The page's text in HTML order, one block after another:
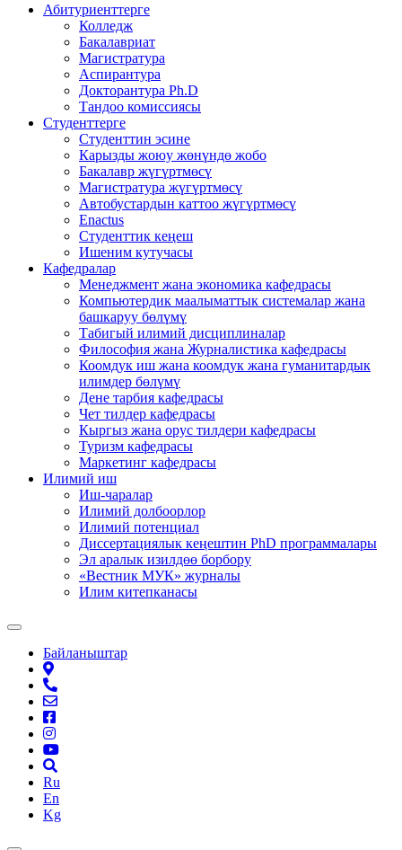
Абитуриенттерге
Колледж
Бакалавриат
Магистратура
Аспирантура
Докторантура Ph.D
Тандоо комиссиясы
Студенттерге
Студенттин эсине
Карызды жоюу жөнүндө жобо
Бакалавр жүгүртмөсү
Магистратура жүгүртмөсү
Автобустардын каттоо жүгүртмөсү
Enactus
Студенттик кеңеш
Ишеним кутучасы
Кафедралар
Менеджмент жана экономика кафедрасы
Компьютердик маалыматтык системалар жана
башкаруу бөлүмү
Табигый илимий дисциплиналар
Философия жана Журналистика кафедрасы
Коомдук иш жана коомдук жана гуманитардык
илимдер бөлүмү
Дене тарбия кафедрасы
Чет тилдер кафедрасы
Кыргыз жана орус тилдери кафедрасы
Туризм кафедрасы
Маркетинг кафедрасы
Илимий иш
Иш-чаралар
Илимий долбоорлор
Илимий потенциал
Диссертациялык кеңештин PhD программалары
Эл аралык изилдөө борбору
«Вестник МУК» журналы
Илим китепканасы
Байланыштар
Ru
En
Kg